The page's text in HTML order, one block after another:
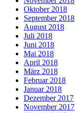
Oktober 2018
September 2018
August 2018
Juli 2018
Juni 2018
Mai 2018
April 2018
März 2018
Februar 2018
Januar 2018
Dezember 2017
November 2017